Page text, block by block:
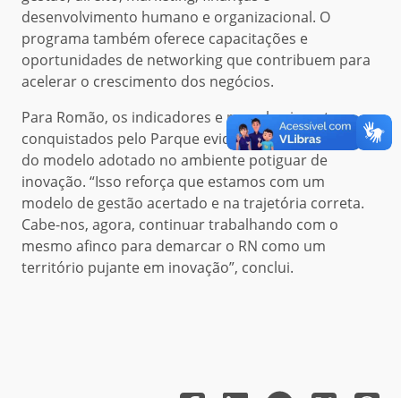
desenvolvimento humano e organizacional. O
programa também oferece capacitações e
oportunidades de networking que contribuem para
acelerar o crescimento dos negócios.
Para Romão, os indicadores e reconhecimentos
conquistados pelo Parque evidenciam a efetividade
do modelo adotado no ambiente potiguar de
inovação. “Isso reforça que estamos com um
modelo de gestão acertado e na trajetória correta.
Cabe-nos, agora, continuar trabalhando com o
mesmo afinco para demarcar o RN como um
território pujante em inovação”, conclui.